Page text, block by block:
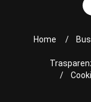
Home